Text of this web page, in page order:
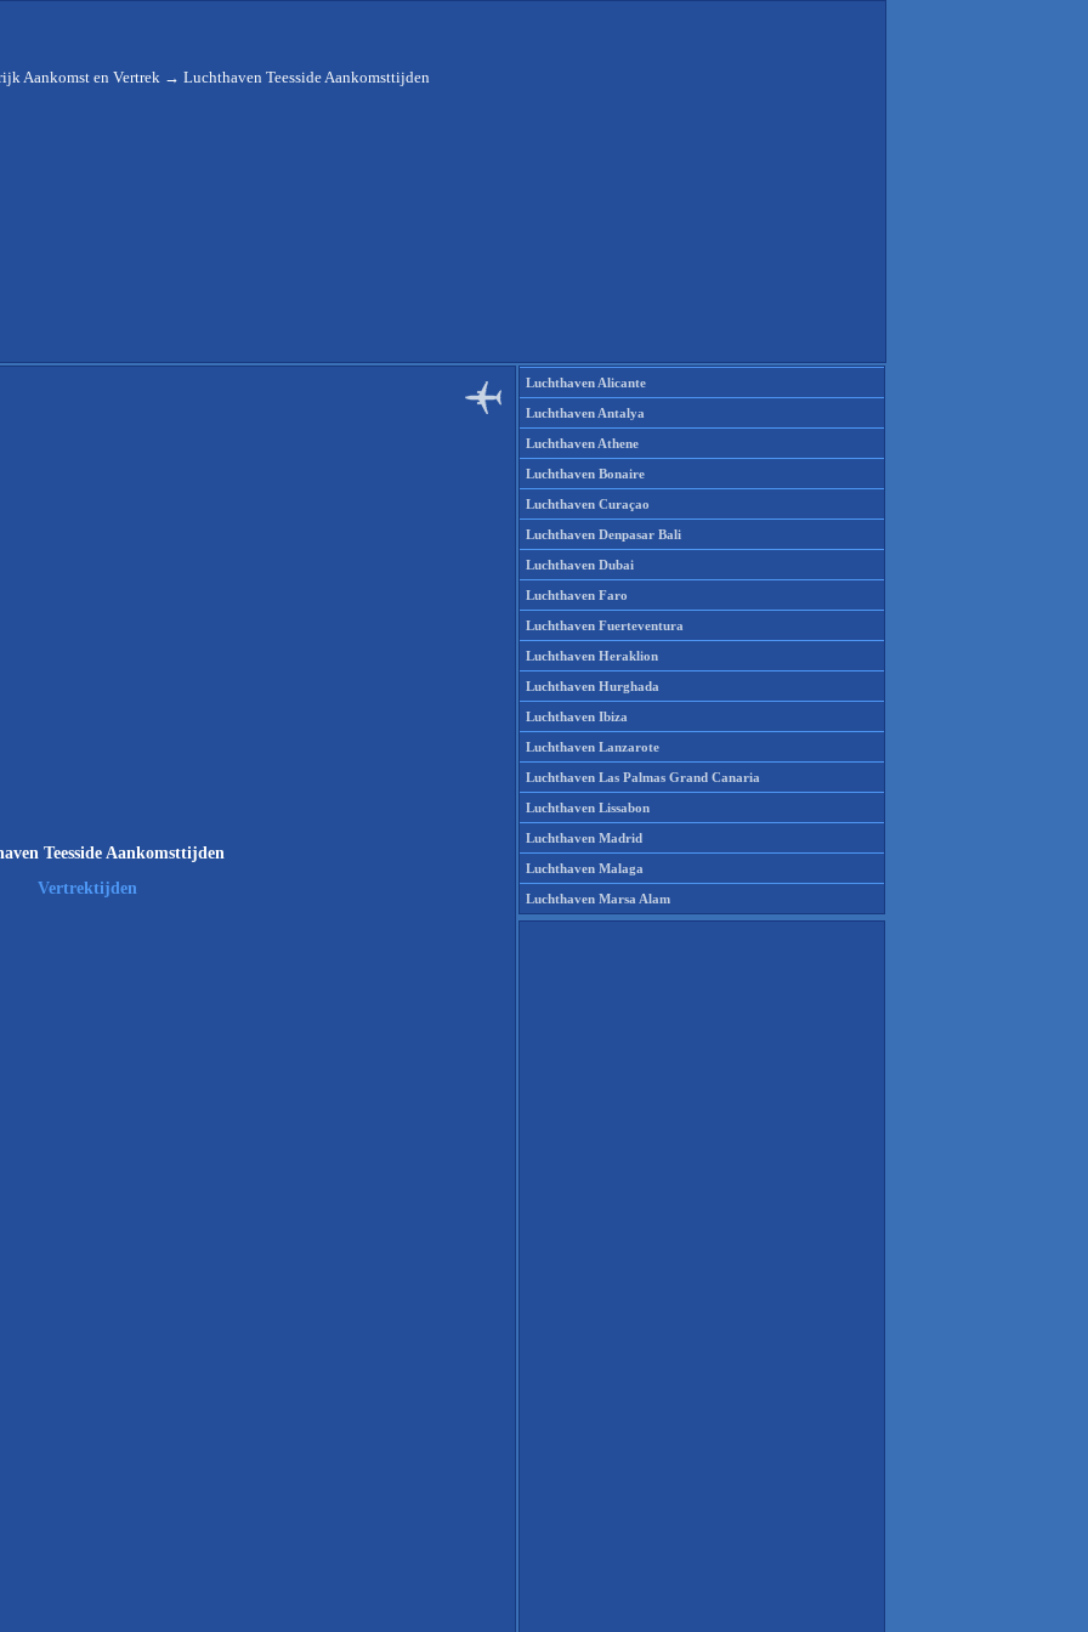
Aankomst en Vertrek → Luchthaven Teesside Aankomsttijden
Teesside Aankomsttijden
Vertrektijden
Luchthaven Alicante
Luchthaven Antalya
Luchthaven Athene
Luchthaven Bonaire
Luchthaven Curaçao
Luchthaven Denpasar Bali
Luchthaven Dubai
Luchthaven Faro
Luchthaven Fuerteventura
Luchthaven Heraklion
Luchthaven Hurghada
Luchthaven Ibiza
Luchthaven Lanzarote
Luchthaven Las Palmas Grand Canaria
Luchthaven Lissabon
Luchthaven Madrid
Luchthaven Malaga
Luchthaven Marsa Alam